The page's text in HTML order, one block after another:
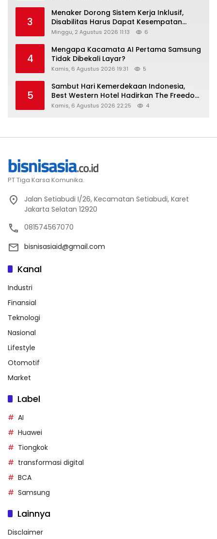
3
Menaker Dorong Sistem Kerja Inklusif,
Disabilitas Harus Dapat Kesempatan
Setara
Minggu, 2 Agustus 2026 11:13 6
4
Mengapa Kacamata AI Pertama Samsung
Tidak Dibekali Layar?
Kamis, 6 Agustus 2026 19:31 5
5
Sambut Hari Kemerdekaan Indonesia,
Best Western Hotel Hadirkan The Freedom
Stay Diskon Hingga 45%
Kamis, 6 Agustus 2026 22:25 4
PT Tiga Karsa Komunika.
Jalan Setiabudi I/26, Kecamatan Setiabudi, Karet
Jakarta Selatan 12920
081574567070
bisnisasiaid@gmail.com
Kanal
Industri
Finansial
Teknologi
Nasional
Lifestyle
Otomotif
Market
Label
AI
Huawei
Tiongkok
transformasi digital
BCA
Samsung
Lainnya
Disclaimer